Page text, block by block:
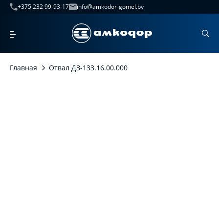
+375 232 99-93-17 info@amkodor-gomel.by
Главная Отвал ДЗ-133.16.00.000